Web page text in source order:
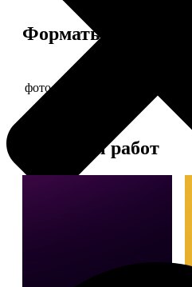
Форматы и цены
фото 15х15 в деревянной рамке
Примеры работ